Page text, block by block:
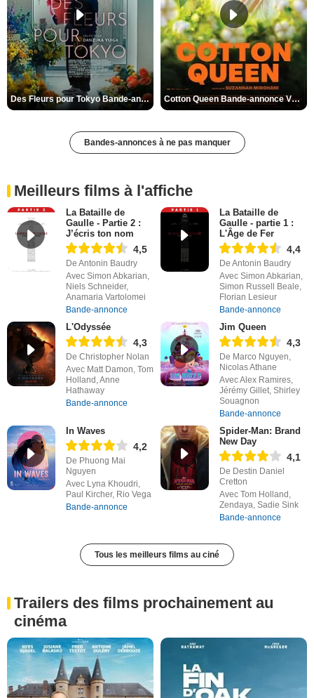
Des Fleurs pour Tokyo Bande-annonce VO STFR Cotton Queen Bande-annonce VO STFR
Bandes-annonces à ne pas manquer
Meilleurs films à l'affiche
La Bataille de
Gaulle - Partie 2 :
J’écris ton nom
4,5
De Antonin Baudry
Avec Simon Abkarian,
Niels Schneider,
Anamaria Vartolomei
Bande-annonce
La Bataille de
Gaulle - partie 1 :
L'Âge de Fer
4,4
De Antonin Baudry
Avec Simon Abkarian,
Simon Russell Beale,
Florian Lesieur
Bande-annonce
L'Odyssée
4,3
De Christopher Nolan
Avec Matt Damon, Tom
Holland, Anne
Hathaway
Bande-annonce
Jim Queen
4,3
De Marco Nguyen,
Nicolas Athane
Avec Alex Ramires,
Jérémy Gillet, Shirley
Souagnon
Bande-annonce
In Waves
4,2
De Phuong Mai
Nguyen
Avec Lyna Khoudri,
Paul Kircher, Rio Vega
Bande-annonce
Spider-Man: Brand
New Day
4,1
De Destin Daniel
Cretton
Avec Tom Holland,
Zendaya, Sadie Sink
Bande-annonce
Tous les meilleurs films au ciné
Trailers des films prochainement au
cinéma